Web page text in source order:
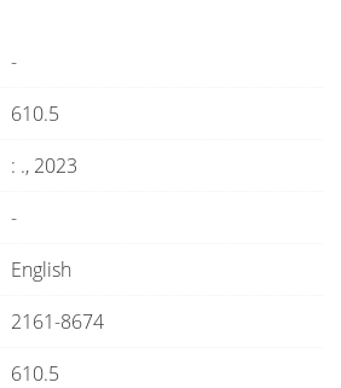
-
610.5
: ., 2023
-
English
2161-8674
610.5